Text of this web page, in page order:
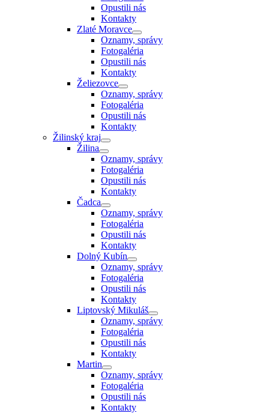
Opustili nás
Kontakty
Zlaté Moravce
Oznamy, správy
Fotogaléria
Opustili nás
Kontakty
Želiezovce
Oznamy, správy
Fotogaléria
Opustili nás
Kontakty
Žilinský kraj
Žilina
Oznamy, správy
Fotogaléria
Opustili nás
Kontakty
Čadca
Oznamy, správy
Fotogaléria
Opustili nás
Kontakty
Dolný Kubín
Oznamy, správy
Fotogaléria
Opustili nás
Kontakty
Liptovský Mikuláš
Oznamy, správy
Fotogaléria
Opustili nás
Kontakty
Martin
Oznamy, správy
Fotogaléria
Opustili nás
Kontakty